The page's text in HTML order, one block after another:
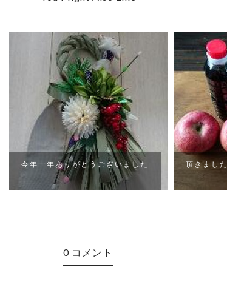
頂きました 頂きました
0 コメント